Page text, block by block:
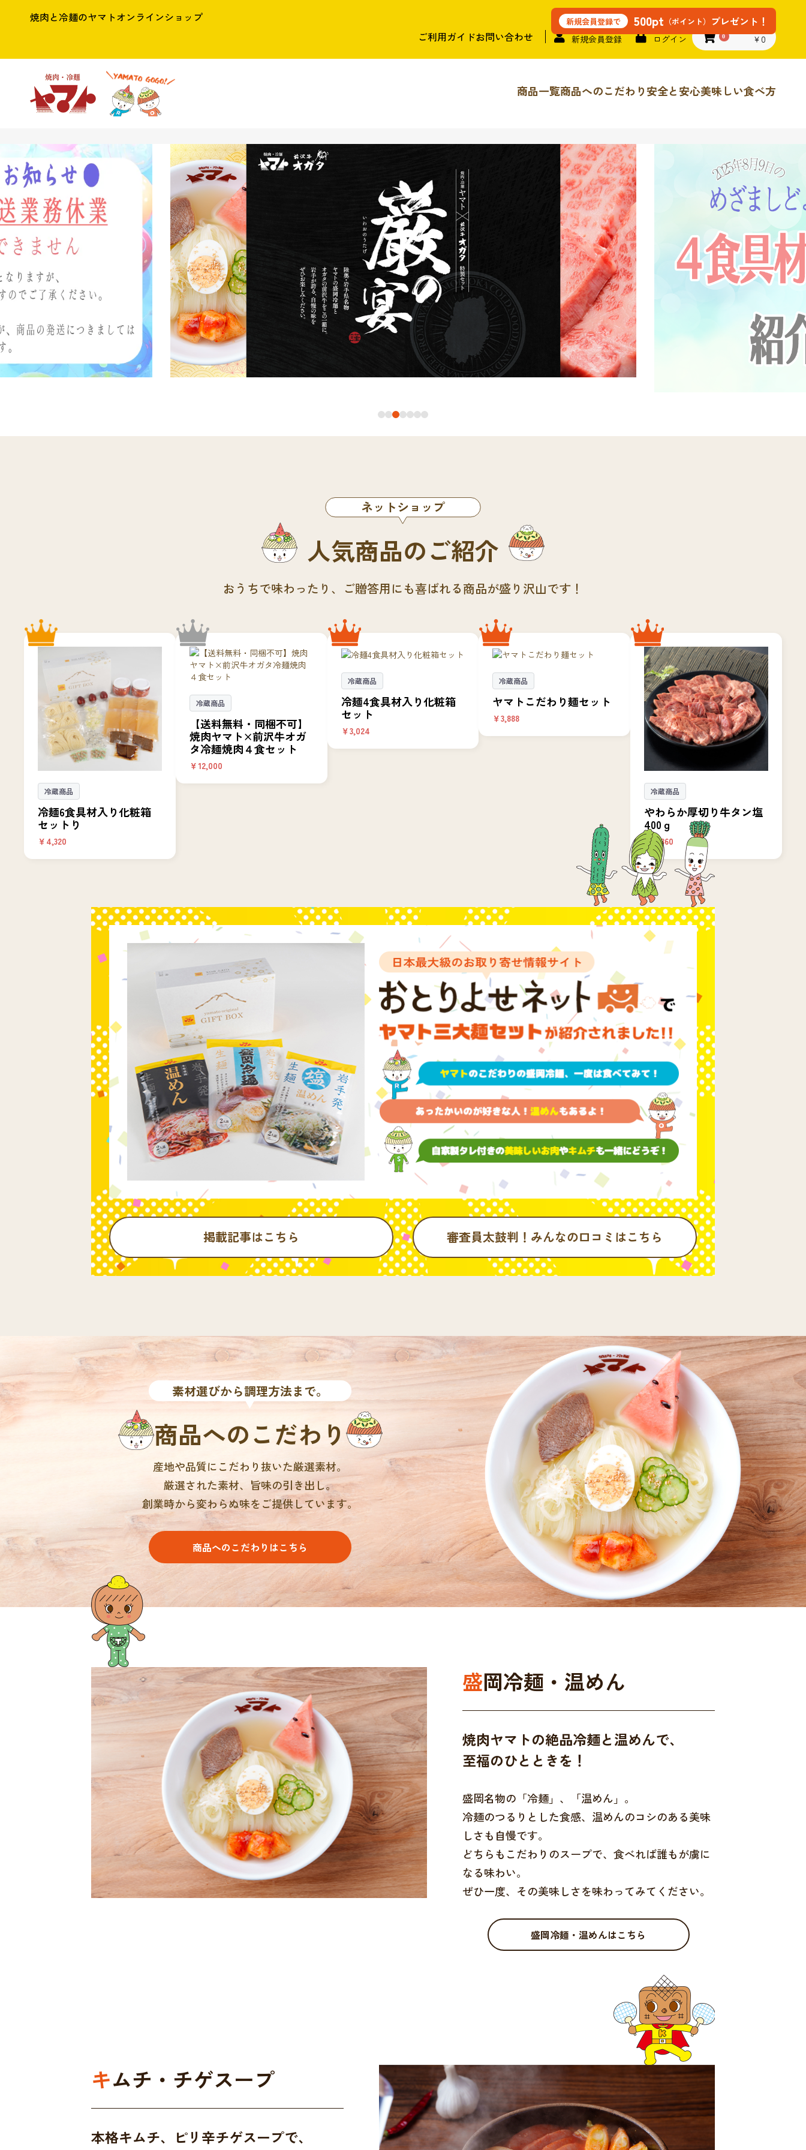
焼肉と冷麺のヤマトオンラインショップ
ご利用ガイドお問い合わせ 新規会員登録 ログイン 0 ￥0
新規会員登録で 500pt （ポイント） プレゼント！
商品一覧商品へのこだわり安全と安心美味しい食べ方
ネットショップ
人気商品のご紹介
おうちで味わったり、 ご贈答用にも喜ばれる商品が盛り沢山です！
冷蔵商品
冷麺6食具材入り化粧箱
セットり
￥4,320
冷蔵商品
【送料無料・同梱不可】
焼肉ヤマト×前沢牛オガ
タ冷麺焼肉４食セット
￥12,000
冷蔵商品
冷麺4食具材入り化粧箱
セット
￥3,024
冷蔵商品
ヤマトこだわり麺セット
￥3,888
冷蔵商品
やわらか厚切り牛タン塩
400ｇ
￥4,860
掲載記事はこちら 審査員太鼓判！みんなの口コミはこちら
素材選びから調理方法まで。
商品へのこだわり
産地や品質にこだわり抜いた厳選素材。
厳選された素材、旨味の引き出し。
創業時から変わらぬ味をご提供しています。
商品へのこだわりはこちら
盛岡冷麺・温めん
焼肉ヤマトの絶品冷麺と温めんで、
至福のひとときを！
盛岡名物の「冷麺」、「温めん」。
冷麺のつるりとした食感、温めんのコシのある美味
しさも自慢です。
どちらもこだわりのスープで、食べれば誰もが虜に
なる味わい。
ぜひ一度、その美味しさを味わってみてください。
盛岡冷麺・温めんはこちら
キムチ・チゲスープ
本格キムチ、ピリ辛チゲスープで、